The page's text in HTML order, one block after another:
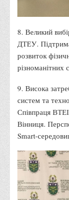
студентів
Технічних
Розвитку
Ресурсний
розвитку
Грантових
Підтримки
8. Великий
ДТЕУ.
розвиток
різноманітних
9. Висока
систем та
Співпраця
Вінниця.
Smart-